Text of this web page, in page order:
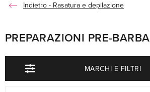
Rasatura e depilazione
PREPARAZIONI PRE-BARBA
MARCHI E FILTRI